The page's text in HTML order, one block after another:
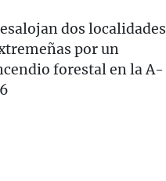
dos localidades
por un
forestal en la A-